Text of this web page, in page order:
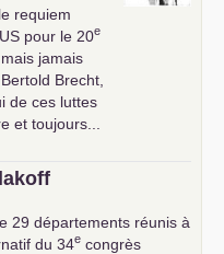
requiem
pour le 20e
jamais
Brecht,
de ces luttes
et toujours...
29 départements réunis à
du 34e congrès